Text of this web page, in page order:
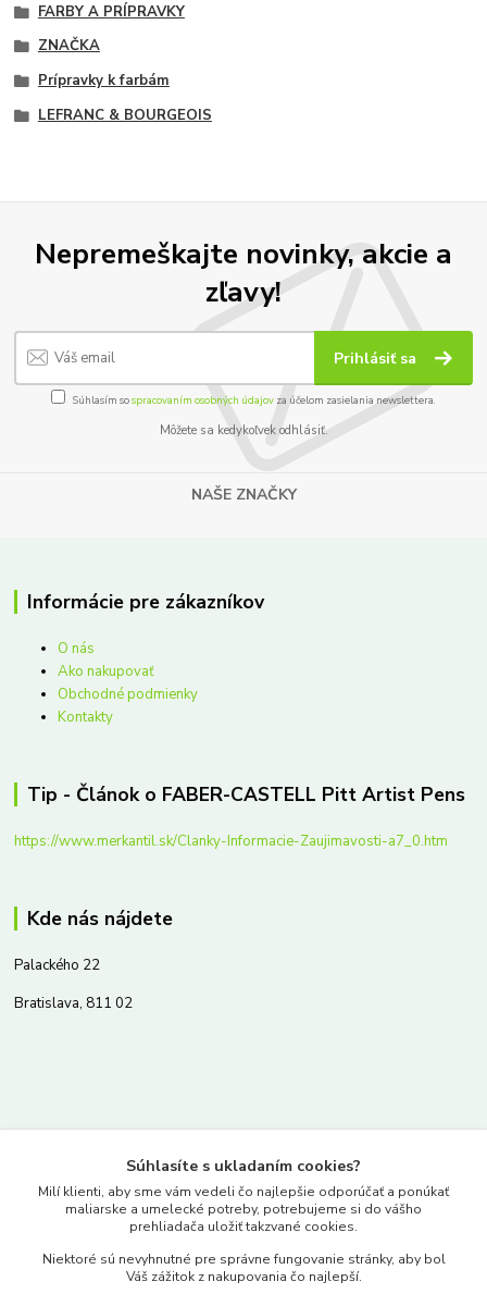
FARBY A PRÍPRAVKY
ZNAČKA
Prípravky k farbám
LEFRANC & BOURGEOIS
Nepremeškajte novinky, akcie a
zľavy!
Prihlásiť sa
Súhlasím sospracovaním osobných údajov za účelom zasielania newslettera.
Môžete sa kedykoľvek odhlásiť.
NAŠE ZNAČKY
Informácie pre zákazníkov
O nás
Ako nakupovať
Obchodné podmienky
Kontakty
Tip - Článok o FABER-CASTELL Pitt Artist Pens
https://www.merkantil.sk/Clanky-Informacie-Zaujimavosti-a7_0.htm
Kde nás nájdete
Palackého 22
Bratislava, 811 02
www.merkantil.sk
Pondelok-Piatok: 9.00-17.00hod.
Súhlasíte s ukladaním cookies?
Milí klienti, aby sme vám vedeli čo najlepšie odporúčať a ponúkať
maliarske a umelecké potreby, potrebujeme si do vášho
prehliadača uložiť takzvané cookies.
Niektoré sú nevyhnutné pre správne fungovanie stránky, aby bol
Váš zážitok z nakupovania čo najlepší.